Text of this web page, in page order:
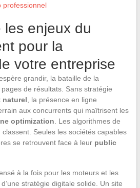
professionnel
les enjeux du
pour la
votre entreprise
grandir, la bataille de la
de résultats. Sans stratégie
naturel , la présence en ligne
aux concurrents qui maîtrisent les
optimization . Les algorithmes de
Seules les sociétés capables
se retrouvent face à leur public
à la fois pour les moteurs et les
stratégie digitale solide. Un site